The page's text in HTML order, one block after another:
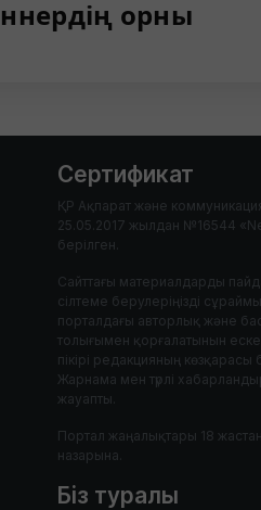
орны
Сертификат
ҚР Ақпарат және
25.05.2017 жылдан №16544
берілген.
Сайттағы материалдарды
сілтеме берулеріңізді
порталдағы авторлық және
толығымен қорғалатынын
пікірі редакцияның
Жарнама мен түрлі
жауапты.
Портал жаңалықтары 18
назарына.
Біз туралы